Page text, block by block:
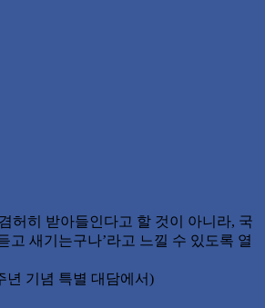
허히 받아들인다고 할 것이 아니라, 국
고 새기는구나’라고 느낄 수 있도록 열
년 기념 특별 대담에서)